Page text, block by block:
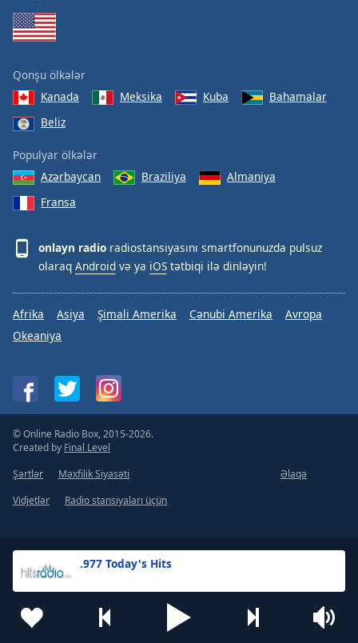
.977 Today's Hits
Qonşu ölkələr
Kanada
Meksika Kuba
Bahamalar
Beliz
Populyar ölkələr
Azərbaycan
Braziliya
Almaniya
Fransa
onlayn radio radiostansiyasını smartfonunuzda pulsuz
olaraq Android və ya iOS tətbiqi ilə dinləyin!
Afrika Asiya Şimali Amerika Cənubi Amerika
Avropa
Okeaniya
© Online Radio Box, 2015-2026.
Created by Final Level
Şərtlər
Məxfilik Siyasəti
Əlaqə
Vidjetlər
Radio stansiyaları üçün